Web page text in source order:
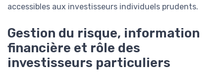
accessibles aux investisseurs individuels prudents.
Gestion du risque, information
financière et rôle des
investisseurs particuliers